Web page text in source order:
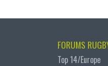
FORUMS
Top 14/Europe